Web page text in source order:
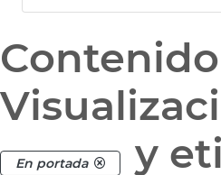
En portada y